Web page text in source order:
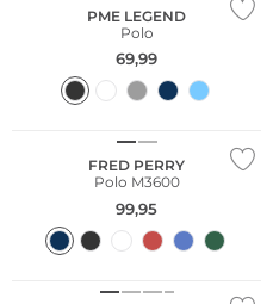
PME LEGEND
Polo
69,99
Taglie grandi
FRED PERRY
Polo M3600
99,95